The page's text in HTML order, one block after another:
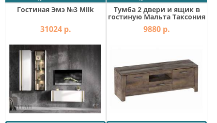
Гостиная Эмэ №3 Milk
31024 р.
Тумба 2 двери и ящик в
гостиную Мальта Таксония
9880 р.